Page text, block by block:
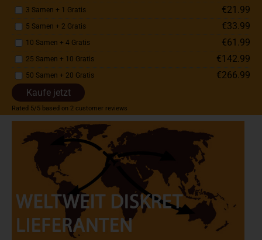
3 Samen + 1 Gratis €21.99
5 Samen + 2 Gratis €33.99
10 Samen + 4 Gratis €61.99
25 Samen + 10 Gratis €142.99
50 Samen + 20 Gratis
€266.99
Kaufe jetzt
Rated 5/5 based on 2 customer reviews